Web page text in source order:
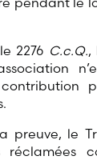
2276 C.c.Q.,
preuve, le
réclamées